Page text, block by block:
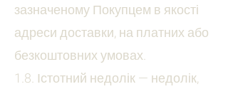
зазначеному Покупцем в якості
адреси доставки, на платних або
безкоштовних умовах.
1.8. Істотний недолік — недолік,